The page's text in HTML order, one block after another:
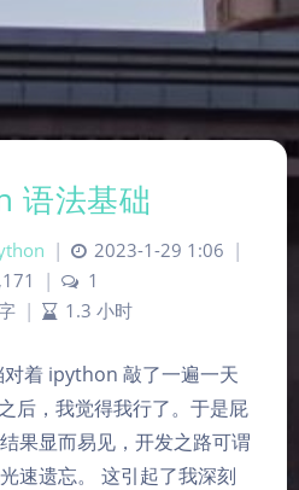
语法基础
| 2023-1-29 1:06 |
|
1
| 1.3 小时
着 ipython 敲了一遍一天
后，我觉得我行了。于是屁
果显而易见，开发之路可谓
速遗忘。 这引起了我深刻